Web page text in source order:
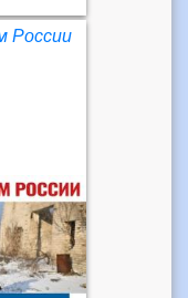
России